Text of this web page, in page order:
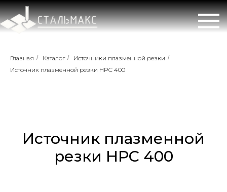
Главная / Каталог / Источники плазменной резки /
Источник плазменной резки HPC 400
Источник плазменной
резки HPC 400